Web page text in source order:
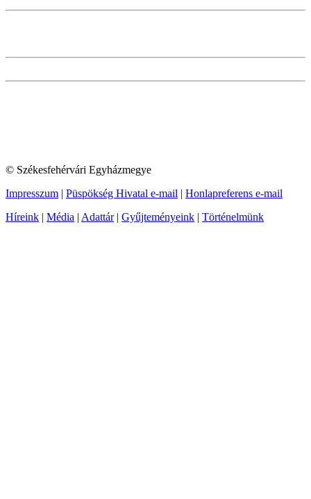
© Székesfehérvári Egyházmegye
Impresszum | Püspökség Hivatal e-mail | Honlapreferens e-mail
Híreink | Média | Adattár| Gyűjteményeink | Történelmünk